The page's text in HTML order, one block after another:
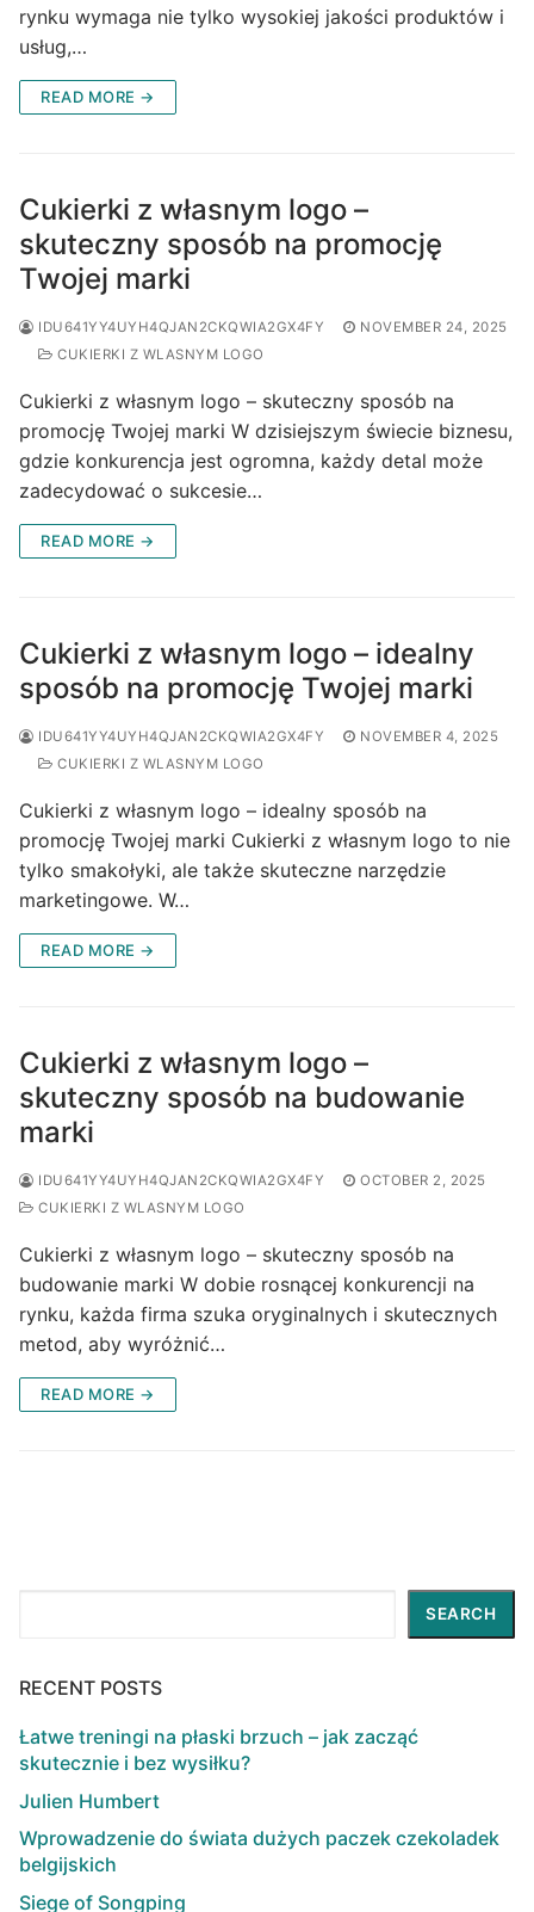
rynku wymaga nie tylko wysokiej jakości produktów i
usług,…
READ MORE →
Cukierki z własnym logo –
skuteczny sposób na promocję
Twojej marki
IDU641YY4UYH4QJAN2CKQWIA2GX4FY
NOVEMBER 24, 2025
CUKIERKI Z WLASNYM LOGO
Cukierki z własnym logo – skuteczny sposób na
promocję Twojej marki W dzisiejszym świecie biznesu,
gdzie konkurencja jest ogromna, każdy detal może
zadecydować o sukcesie…
READ MORE →
Cukierki z własnym logo – idealny
sposób na promocję Twojej marki
IDU641YY4UYH4QJAN2CKQWIA2GX4FY
NOVEMBER 4, 2025
CUKIERKI Z WLASNYM LOGO
Cukierki z własnym logo – idealny sposób na
promocję Twojej marki Cukierki z własnym logo to nie
tylko smakołyki, ale także skuteczne narzędzie
marketingowe. W…
READ MORE →
Cukierki z własnym logo –
skuteczny sposób na budowanie
marki
IDU641YY4UYH4QJAN2CKQWIA2GX4FY
OCTOBER 2, 2025
CUKIERKI Z WLASNYM LOGO
Cukierki z własnym logo – skuteczny sposób na
budowanie marki W dobie rosnącej konkurencji na
rynku, każda firma szuka oryginalnych i skutecznych
metod, aby wyróżnić…
READ MORE →
SEARCH
RECENT POSTS
Łatwe treningi na płaski brzuch – jak zacząć
skutecznie i bez wysiłku?
Julien Humbert
Wprowadzenie do świata dużych paczek czekoladek
belgijskich
Siege of Songping